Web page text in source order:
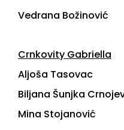
Vedrana Božinović
Crnkovity Gabriella
Aljoša Tasovac
Biljana Šunjka
Mina Stojanović